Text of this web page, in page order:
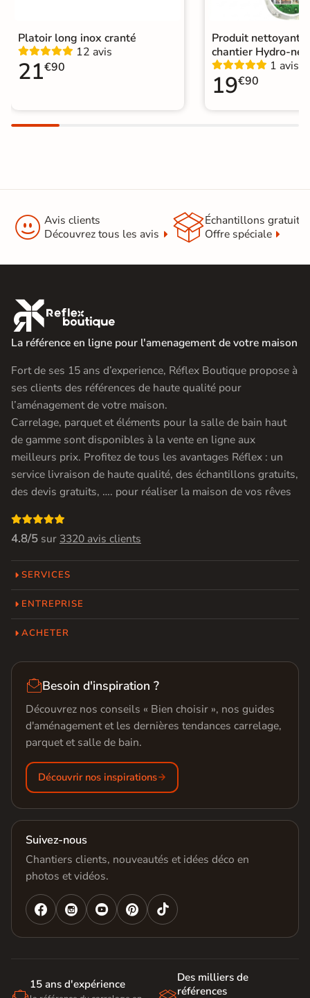
Platoir long inox cranté
12 avis
21€90
Produit nettoyant
chantier Hydro-net
1 avis
19€90
 Avis clients
Découvrez tous les avis
Échantillons gratuit
Offre spéciale

La référence en ligne pour l'amenagement de votre maison
Fort de ses 15 ans d’experience, Réflex Boutique propose à
ses clients des références de haute qualité pour
l’aménagement de votre maison.
Carrelage, parquet et éléments pour la salle de bain haut
de gamme sont disponibles à la vente en ligne aux
meilleurs prix. Profitez de tous les avantages Réflex : un
service livraison de haute qualité, des échantillons gratuits,
des devis gratuits, …. pour réaliser la maison de vos rêves

4.8/5 sur 3320 avis clients
SERVICES
ENTREPRISE
ACHETER
Besoin d'inspiration ?
Découvrez nos conseils « Bien choisir », nos guides
d'aménagement et les dernières tendances carrelage,
parquet et salle de bain.
Découvrir nos inspirations
Suivez-nous
Chantiers clients, nouveautés et idées déco en
photos et vidéos.
   
15 ans d'expérience
Des milliers de
références